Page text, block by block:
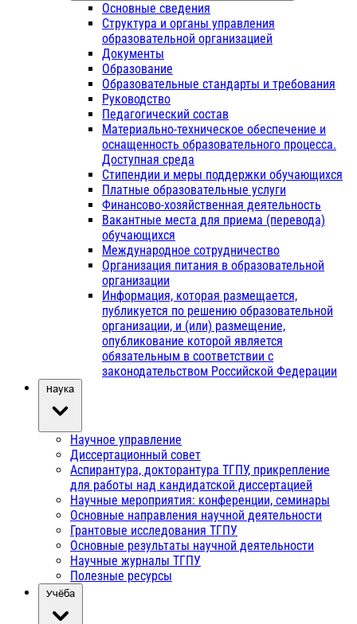
Основные сведения
Структура и органы управления
образовательной организацией
Документы
Образование
Образовательные стандарты и требования
Руководство
Педагогический состав
Материально-техническое обеспечение и
оснащенность образовательного процесса.
Доступная среда
Стипендии и меры поддержки обучающихся
Платные образовательные услуги
Финансово-хозяйственная деятельность
Вакантные места для приема (перевода)
обучающихся
Международное сотрудничество
Организация питания в образовательной
организации
Информация, которая размещается,
публикуется по решению образовательной
организации, и (или) размещение,
опубликование которой является
обязательным в соответствии с
законодательством Российской Федерации
Наука
Научное управление
Диссертационный совет
Аспирантура, докторантура ТГПУ, прикрепление
для работы над кандидатской диссертацией
Научные мероприятия: конференции, семинары
Основные направления научной деятельности
Грантовые исследования ТГПУ
Основные результаты научной деятельности
Научные журналы ТГПУ
Полезные ресурсы
Учёба